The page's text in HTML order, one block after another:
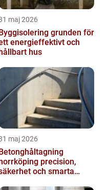
maj 2026
grunden för
energieffektivt och
hus
maj 2026
precision,
och smarta